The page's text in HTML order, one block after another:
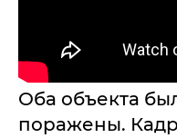
Оба объекта
поражены.